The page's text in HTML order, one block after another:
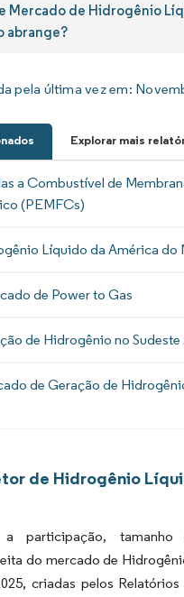
Mercado de Hidrogênio
abrange?
pela última vez em:
Explorar mais
a Combustível de
(PEMFCs)
Líquido da América do
de Power to Gas
de Hidrogênio no
de Geração de
de Hidrogênio
a participação,
do mercado de
criadas pelos